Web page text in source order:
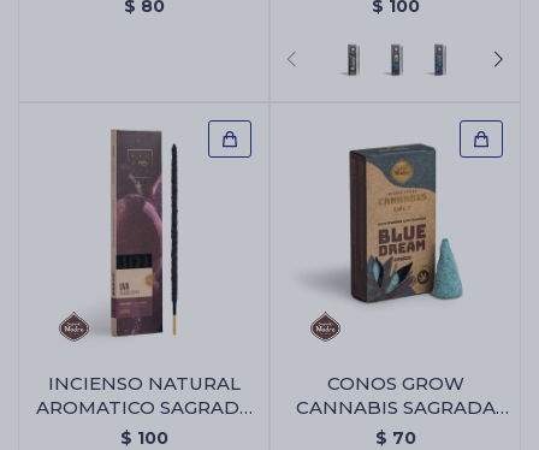
$ 80 $ 100
INCIENSO NATURAL
AROMATICO SAGRADA
MADRE - Uva
$ 100
CONOS GROW
CANNABIS SAGRADA
MADRE - Blue Dream
$ 70